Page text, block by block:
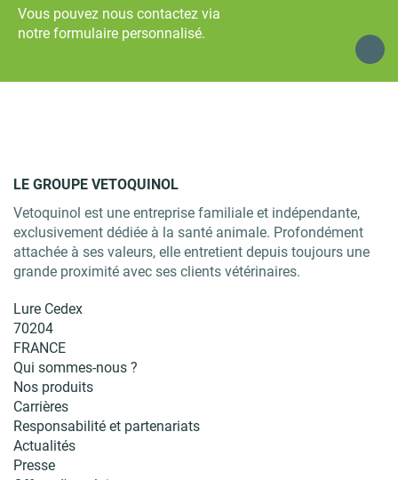
Vous pouvez nous contactez via
notre formulaire personnalisé.
LE GROUPE VETOQUINOL
Vetoquinol est une entreprise familiale et indépendante,
exclusivement dédiée à la santé animale. Profondément
attachée à ses valeurs, elle entretient depuis toujours une
grande proximité avec ses clients vétérinaires.
Lure Cedex
70204
FRANCE
Qui sommes-nous ?
Nos produits
Carrières
Responsabilité et partenariats
Actualités
Presse